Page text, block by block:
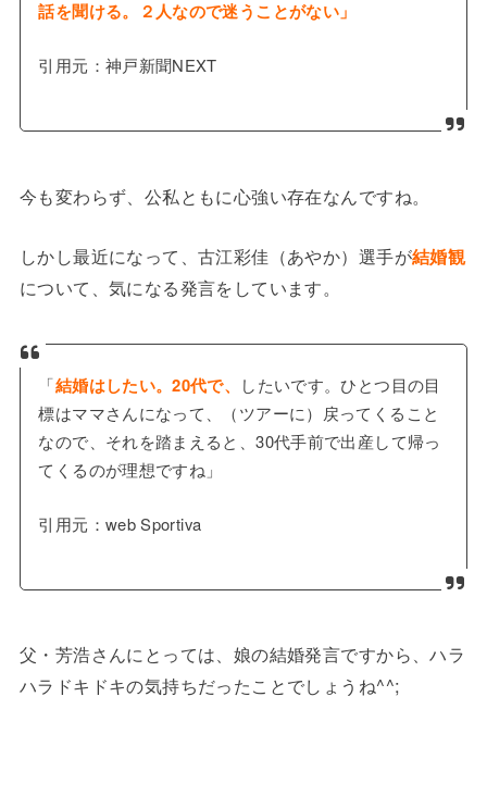
話を聞ける。２人なので迷うことがない」
引用元：神戸新聞NEXT
今も変わらず、公私ともに心強い存在なんですね。
しかし最近になって、古江彩佳（あやか）選手が結婚観
について、気になる発言をしています。
「結婚はしたい。20代で、
したいです。ひとつ目の目
標はママさんになって、（ツアーに）戻ってくること
なので、それを踏まえると、30代手前で出産して帰っ
てくるのが理想ですね」
引用元：web Sportiva
父・芳浩さんにとっては、娘の結婚発言ですから、ハラ
ハラドキドキの気持ちだったことでしょうね^^;